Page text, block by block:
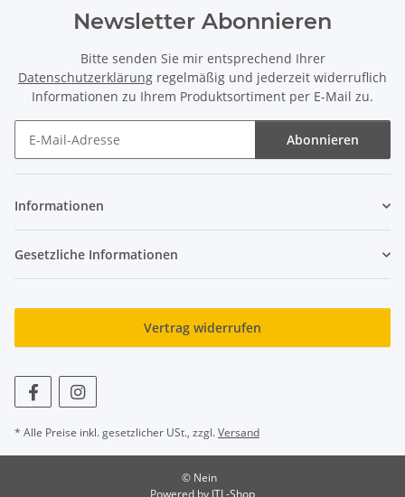
Newsletter Abonnieren
Bitte senden Sie mir entsprechend Ihrer
Datenschutzerklärung regelmäßig und jederzeit widerruflich
Informationen zu Ihrem Produktsortiment per E-Mail zu.
Abonnieren
Informationen
Gesetzliche Informationen
Vertrag widerrufen
* Alle Preise inkl. gesetzlicher USt., zzgl.Versand
© Nein